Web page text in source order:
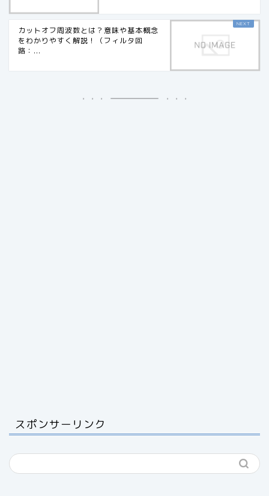
カットオフ周波数とは？意味や基本概念
をわかりやすく解説！（フィルタ回
路：...
スポンサーリンク